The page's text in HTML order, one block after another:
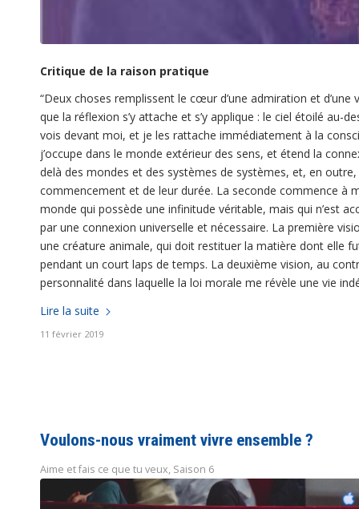
Critique de la raison pratique
“Deux choses remplissent le cœur d’une admiration et
que la réflexion s’y attache et s’y applique : le ciel étoilé
vois devant moi, et je les rattache immédiatement à la
j’occupe dans le monde extérieur des sens, et étend la
delà des mondes et des systèmes de systèmes, et, en
commencement et de leur durée. La seconde commence à
monde qui possède une infinitude véritable, mais qui n’est
par une connexion universelle et nécessaire. La première
une créature animale, qui doit restituer la matière dont elle
pendant un court laps de temps. La deuxième vision, au
personnalité dans laquelle la loi morale me révèle une vie
Lire la suite
11 février 2019
Voulons-nous vraiment vivre ensemble ?
Aime et fais ce que tu veux, Saison 6